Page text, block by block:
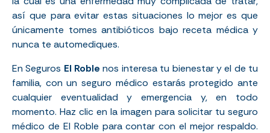
así que para evitar estas situaciones lo mejor es que
únicamente tomes antibióticos bajo receta médica y
nunca te automediques.
En Seguros El Roble nos interesa tu bienestar y el de tu
familia, con un seguro médico estarás protegido ante
cualquier eventualidad y emergencia y, en todo
momento. Haz clic en la imagen para solicitar tu seguro
médico de El Roble para contar con el mejor respaldo.